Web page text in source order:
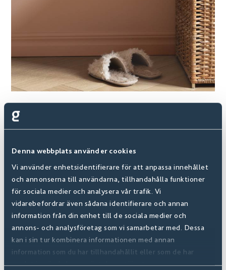
Denna webbplats använder cookies
Vi använder enhetsidentifierare för att anpassa innehållet
och annonserna till användarna, tillhandahålla funktioner
för sociala medier och analysera vår trafik. Vi
vidarebefordrar även sådana identifierare och annan
information från din enhet till de sociala medier och
annons- och analysföretag som vi samarbetar med. Dessa
kan i sin tur kombinera informationen med annan
information som du har tillhandahållit eller som de har
samlat in när du har använt deras tjänster.
Vi summerar vårt besök med att se framåt vad nästa
Signe önskade sig ett rosa hus med glitter.
- Hon fick i alla fall det förstnämnda, men nu när
Signe lämnat den rosatokiga epoken bakom sig och
husets innanmäte antagit sin form börjar det bli dags
står på listan. Därefter är planen att sätta tänderna i
tomten, där ambitionen är att transformera den 1200